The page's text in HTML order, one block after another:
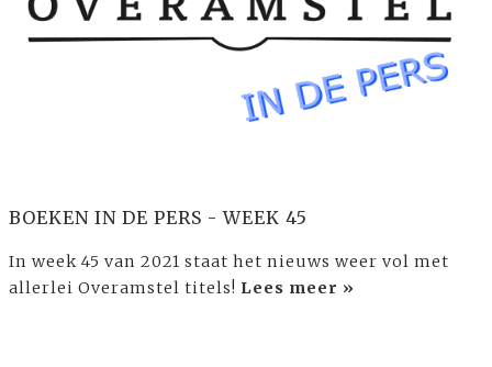
BOEKEN IN DE PERS - WEEK 45
In week 45 van 2021 staat het nieuws weer vol met
allerlei Overamstel titels! Lees meer »